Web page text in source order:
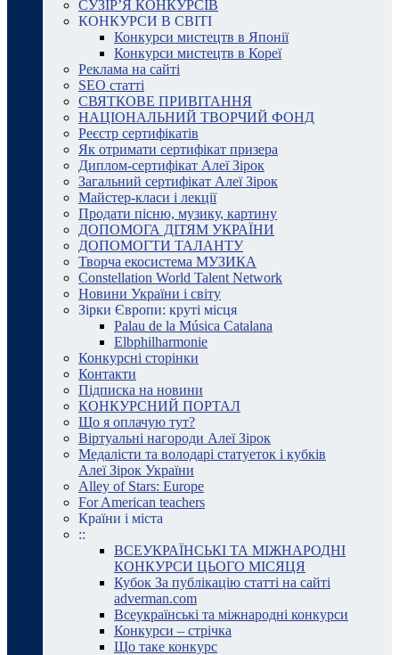
СУЗІР’Я КОНКУРСІВ
КОНКУРСИ В СВІТІ
Конкурси мистецтв в Японії
Конкурси мистецтв в Кореї
Реклама на сайті
SEO статті
СВЯТКОВЕ ПРИВІТАННЯ
НАЦІОНАЛЬНИЙ ТВОРЧИЙ ФОНД
Реєстр сертифікатів
Як отримати сертифікат призера
Диплом-сертифікат Алеї Зірок
Загальний сертифікат Алеї Зірок
Майстер-класи і лекції
Продати пісню, музику, картину
ДОПОМОГА ДІТЯМ УКРАЇНИ
ДОПОМОГТИ ТАЛАНТУ
Творча екосистема МУЗИКА
Constellation World Talent Network
Новини України і світу
Зірки Європи: круті місця
Palau de la Música Catalana
Elbphilharmonie
Конкурсні сторінки
Контакти
Підписка на новини
КОНКУРСНИЙ ПОРТАЛ
Що я оплачую тут?
Віртуальні нагороди Алеї Зірок
Медалісти та володарі статуеток і кубків
Алеї Зірок України
Alley of Stars: Europe
For American teachers
Країни і міста
::
ВСЕУКРАЇНСЬКІ ТА МІЖНАРОДНІ
КОНКУРСИ ЦЬОГО МІСЯЦЯ
Кубок За публікацію статті на сайті
adverman.com
Всеукраїнські та міжнародні конкурси
Конкурси – стрічка
Що таке конкурс